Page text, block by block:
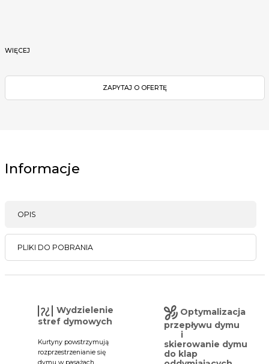
WIĘCEJ
ZAPYTAJ O OFERTĘ
Informacje
OPIS
PLIKI DO POBRANIA
Wydzielenie
stref dymowych
Kurtyny powstrzymują
rozprzestrzenianie się
dymu w pasażach,
Optymalizacja
przepływu dymu
i
skierowanie dymu
do klap